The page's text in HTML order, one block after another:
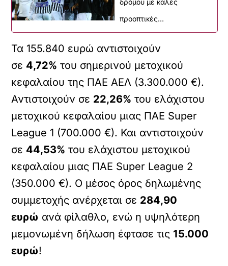
δρόμου με καλές
προοπτικές…
Τα 155.840 ευρώ αντιστοιχούν
σε 4,72% του σημερινού μετοχικού
κεφαλαίου της ΠΑΕ ΑΕΛ (3.300.000 €).
Αντιστοιχούν σε 22,26% του ελάχιστου
μετοχικού κεφαλαίου μιας ΠΑΕ Super
League 1 (700.000 €). Και αντιστοιχούν
σε 44,53% του ελάχιστου μετοχικού
κεφαλαίου μιας ΠΑΕ Super League 2
(350.000 €). Ο μέσος όρος δηλωμένης
συμμετοχής ανέρχεται σε 284,90
ευρώ ανά φίλαθλο, ενώ η υψηλότερη
μεμονωμένη δήλωση έφτασε τις 15.000
ευρώ!